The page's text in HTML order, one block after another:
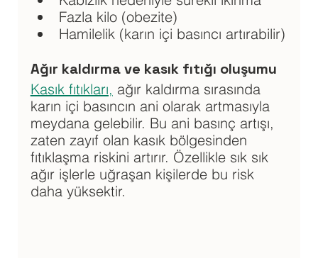
Fazla kilo (obezite)
Hamilelik (karın içi basıncı artırabilir)
Ağır kaldırma ve kasık fıtığı oluşumu
Kasık fıtıkları, ağır kaldırma sırasında
karın içi basıncın ani olarak artmasıyla
meydana gelebilir. Bu ani basınç artışı,
zaten zayıf olan kasık bölgesinden
fıtıklaşma riskini artırır. Özellikle sık sık
ağır işlerle uğraşan kişilerde bu risk
daha yüksektir.